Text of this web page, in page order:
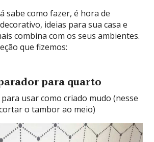
sabe como fazer, é hora de
ideias para sua casa e
combina com os seus ambientes.
que fizemos:
para quarto
usar como criado mudo (nesse
o tambor ao meio)